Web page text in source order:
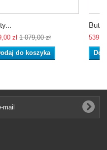
zł 1 079,00 zł
do koszyka